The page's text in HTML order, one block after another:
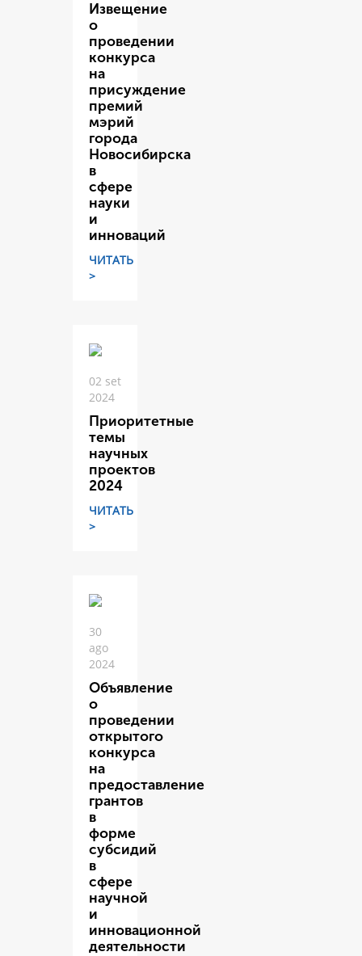
Извещение
о
проведении
конкурса
на
присуждение
премий
мэрий
города
Новосибирска
в
сфере
науки
и
инноваций
ЧИТАТЬ
>
02 set
2024
Приоритетные
темы
научных
проектов
2024
ЧИТАТЬ
>
30
ago
2024
Объявление
о
проведении
открытого
конкурса
на
предоставление
грантов
в
форме
субсидий
в
сфере
научной
и
инновационной
деятельности